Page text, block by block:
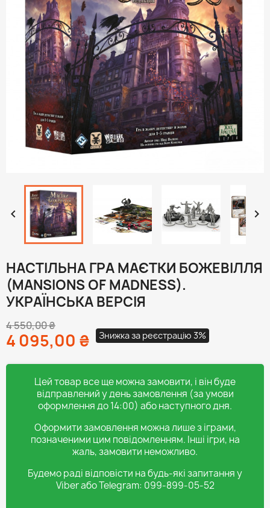
 
НАСТІЛЬНА ГРА МАЄТКИ БОЖЕВІЛЛЯ
(MANSIONS OF MADNESS).
УКРАЇНСЬКА ВЕРСІЯ
4 550,00 ₴
4 095,00 ₴ Знижка за реєстрацію 3%
Цей товар все ще можна замовити, і він буде
відправлений у день замовлення (за умови
оформлення до 14:00) або наступного дня.
Оформити замовлення можна лише з іграми,
позначеними цим повідомленням. Інші ігри, на
жаль, замовити неможливо.
Будемо раді відповісти на будь-які запитання у
Viber або Telegram: 099-899-05-52